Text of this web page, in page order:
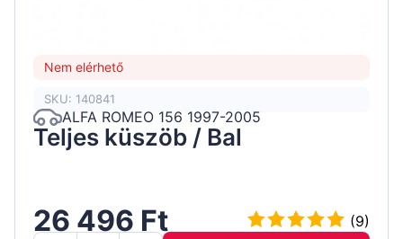
Nem elérhető
SKU: 140841
ALFA ROMEO 156 1997-2005
Teljes küszöb / Bal
26 496 Ft
(9)